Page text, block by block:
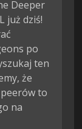
Deeper
już dziś!
po
ten
że
to
na